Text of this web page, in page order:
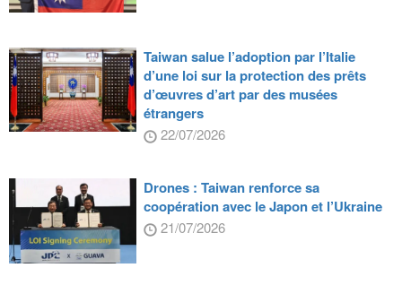
Taiwan salue l’adoption par l’Italie
d’une loi sur la protection des prêts
d’œuvres d’art par des musées
étrangers
22/07/2026
Drones : Taiwan renforce sa
coopération avec le Japon et l’Ukraine
21/07/2026